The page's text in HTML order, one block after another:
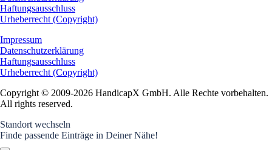
Haftungsausschluss
Urheberrecht (Copyright)
Impressum
Datenschutzerklärung
Haftungsausschluss
Urheberrecht (Copyright)
Copyright © 2009-2026 HandicapX GmbH. Alle Rechte vorbehalten.
All rights reserved.
Standort wechseln
Finde passende Einträge in Deiner Nähe!